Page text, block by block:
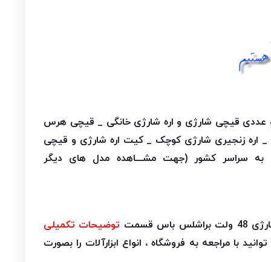
عددی قیچی شارژی و اره شارژی خانگی _ قیچی هرس
_ اره زنجیری شارژی کوچک _ کیت اره شارژی و قیچی
به سراسر کشور (جهت مشـــاهده مدل های دیگر
قسمت
توضیحات تکمیلی
با مراجعه به فروشگاه ، انواع ابزارآلات را بصورت